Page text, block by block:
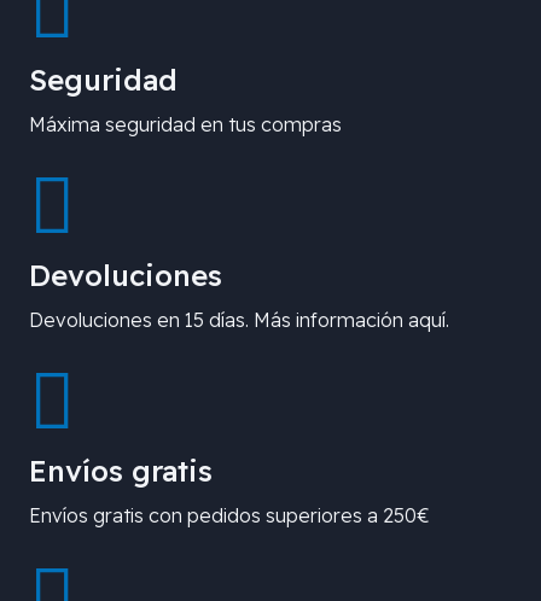
Seguridad
Máxima seguridad en tus compras
Devoluciones
Devoluciones en 15 días. Más información aquí.
Envíos gratis
Envíos gratis con pedidos superiores a 250€